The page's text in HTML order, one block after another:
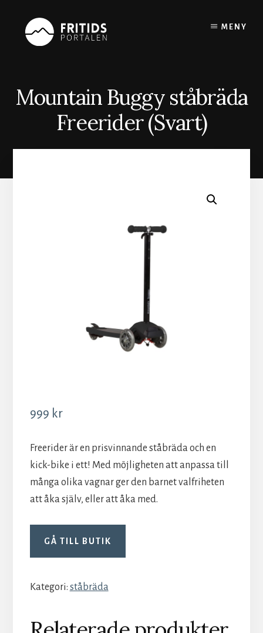
content
MENY
Mountain Buggy ståbräda
Freerider (Svart)
999 kr
Freerider är en prisvinnande ståbräda och en
kick-bike i ett! Med möjligheten att anpassa till
många olika vagnar ger den barnet valfriheten
att åka själv, eller att åka med.
GÅ TILL BUTIK
Kategori: ståbräda